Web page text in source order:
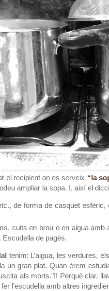
el recipient on es serveix “la
ampliar la sopa. I, així el
de forma de casquet
cuits en brou o en aigua
Escudella de pagès.
tenim: L’aigua, les verdures,
un gran plat. Quan érem
als morts."!! Perquè clar,
l’escudella amb altres